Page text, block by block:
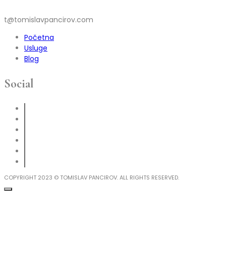
t@tomislavpancirov.com
Početna
Usluge
Blog
Social
COPYRIGHT 2023 © TOMISLAV PANCIROV. ALL RIGHTS RESERVED.